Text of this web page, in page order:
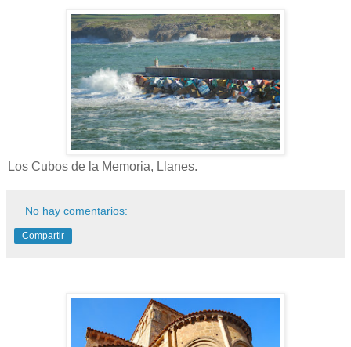
Los Cubos de la Memoria, Llanes.
No hay comentarios:
Compartir